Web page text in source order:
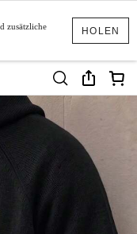
HOLEN
zusätzliche